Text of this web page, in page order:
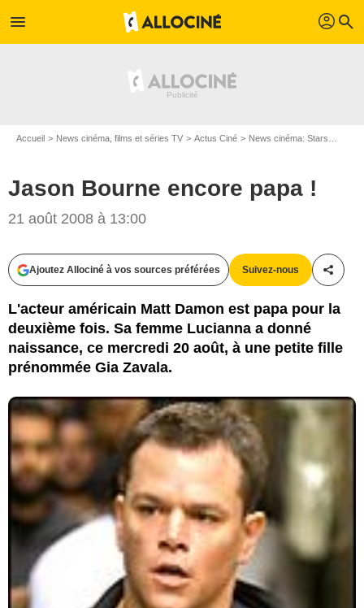
menu profil search
Accueil News cinéma, films et séries TV Actus Ciné News cinéma: Stars
Jason Bourne encore papa !
21 août 2008 à 13:00
Ajoutez Allociné à vos sources préférées Suivez-nous
L'acteur américain Matt Damon est papa pour la
deuxième fois. Sa femme Lucianna a donné
naissance, ce mercredi 20 août, à une petite fille
prénommée Gia Zavala.